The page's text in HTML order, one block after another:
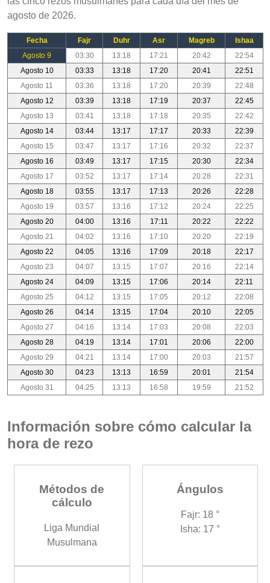
agosto de 2026.
Fecha Fajr Duhr Asr Magreb
Ishaa
Agosto 9
03:30 13:18 17:21 20:42
22:54
Agosto 10
03:33 13:18 17:20 20:41
22:51
Agosto 11
03:36 13:18 17:20 20:39
22:48
Agosto 12
03:39 13:18 17:19 20:37
22:45
Agosto 13
03:41 13:18 17:18 20:35
22:42
Agosto 14
03:44 13:17 17:17 20:33
22:39
Agosto 15
03:47 13:17 17:16 20:32
22:37
Agosto 16
03:49 13:17 17:15 20:30
22:34
Agosto 17
03:52 13:17 17:14 20:28
22:31
Agosto 18
03:55 13:17 17:13 20:26
22:28
Agosto 19
03:57 13:16 17:12 20:24
22:25
Agosto 20
04:00 13:16 17:11 20:22
22:22
Agosto 21
04:02 13:16 17:10 20:20
22:19
Agosto 22
04:05 13:16 17:09 20:18
22:17
Agosto 23
04:07 13:15 17:07 20:16
22:14
Agosto 24
04:09 13:15 17:06 20:14
22:11
Agosto 25
04:12 13:15 17:05 20:12
22:08
Agosto 26
04:14 13:15 17:04 20:10
22:05
Agosto 27
04:16 13:14 17:03 20:08
22:03
Agosto 28
04:19 13:14 17:01 20:06
22:00
Agosto 29
04:21 13:14 17:00 20:03
21:57
Agosto 30
04:23 13:13 16:59 20:01
21:54
Agosto 31
04:25 13:13 16:58 19:59 21:52
Información sobre cómo calcular la
hora de rezo
Métodos de
cálculo
Liga Mundial
Musulmana
Ángulos
Fajr: 18 °
Isha: 17 °